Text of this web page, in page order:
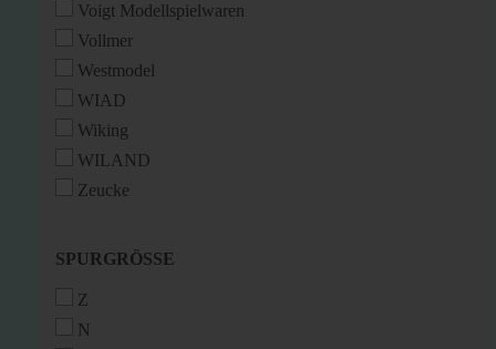
Voigt Modellspielwaren
Vollmer
Westmodel
WIAD
Wiking
WILAND
Zeucke
SPURGRÖSSE
SPURGRÖSSE
Z
N